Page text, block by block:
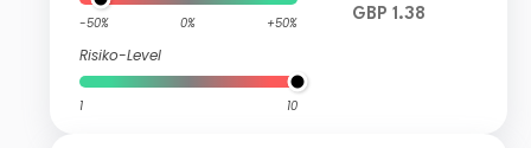
-50% 0% +50%
Risiko-Level
1 10
GBP 1.38